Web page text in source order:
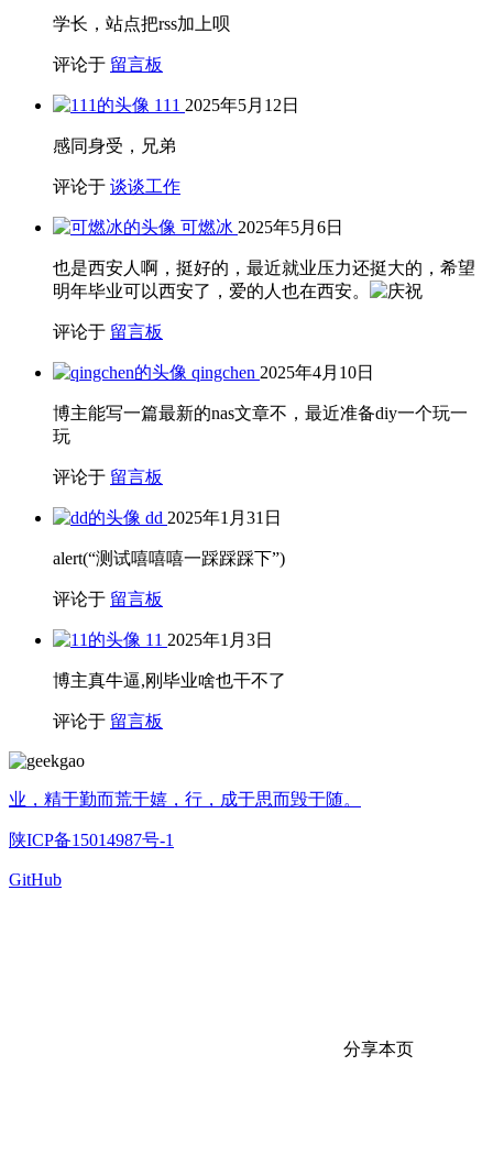
学长，站点把rss加上呗
评论于 留言板
111 2025年5月12日
感同身受，兄弟
评论于 谈谈工作
可燃冰 2025年5月6日
也是西安人啊，挺好的，最近就业压力还挺大的，希望
明年毕业可以西安了，爱的人也在西安。
评论于 留言板
qingchen 2025年4月10日
博主能写一篇最新的nas文章不，最近准备diy一个玩一
玩
评论于 留言板
dd 2025年1月31日
alert(“测试嘻嘻嘻一踩踩踩下”)
评论于 留言板
11 2025年1月3日
博主真牛逼,刚毕业啥也干不了
评论于 留言板
业，精于勤而荒于嬉，行，成于思而毁于随。
陕ICP备15014987号-1
GitHub
分享本页